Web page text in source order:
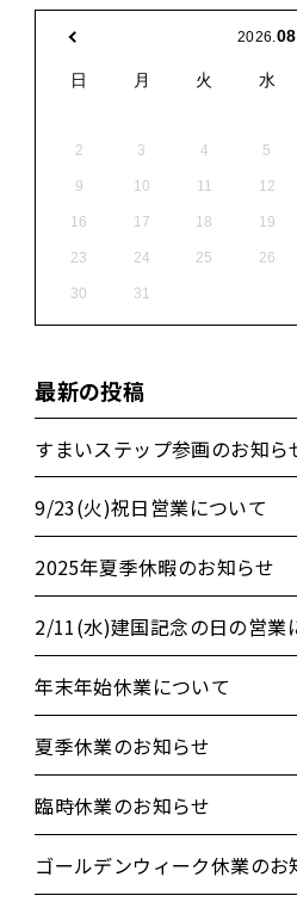
2026. 08
日 月 火 水
2 3 4 5
9 10 11 12
16 17 18 19
23 24 25 26
30 31
最新の投稿
すまいステップ参画のお知ら
9/23(火)祝日営業について
2025年夏季休暇のお知らせ
2/11(水)建国記念の日の営業
年末年始休業について
夏季休業のお知らせ
臨時休業のお知らせ
ゴールデンウィーク休業のお